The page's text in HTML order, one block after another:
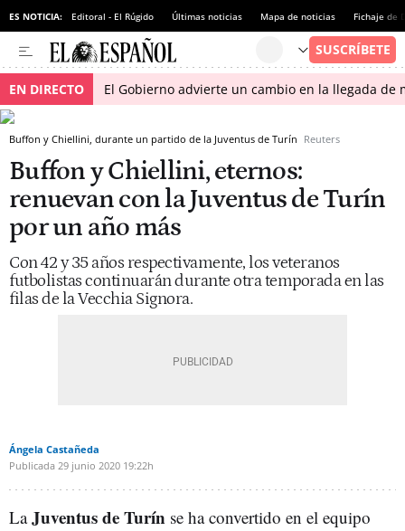
ES NOTICIA: Editoral - El Rúgido Últimas noticias Mapa de noticias Fichaje de
EN DIRECTO El Gobierno advierte un cambio en la llegada
Buffon y Chiellini, durante un partido de la Juventus de Turín Reuters
Buffon y Chiellini, eternos:
renuevan con la Juventus de Turín
por un año más
Con 42 y 35 años respectivamente, los veteranos
futbolistas continuarán durante otra temporada en las
filas de la Vecchia Signora.
Ángela Castañeda
Publicada 29 junio 2020 19:22h
LaJuventus de Turín se ha convertido en el equipo